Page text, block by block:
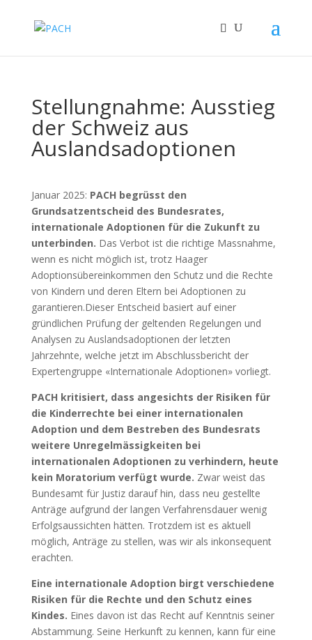
Stellungnahme: Ausstieg
der Schweiz aus
Auslandsadoptionen
Januar 2025: PACH begrüsst den
Grundsatzentscheid des Bundesrates,
internationale Adoptionen für die Zukunft zu
unterbinden. Das Verbot ist die richtige Massnahme,
wenn es nicht möglich ist, trotz Haager
Adoptionsübereinkommen den Schutz und die Rechte
von Kindern und deren Eltern bei Adoptionen zu
garantieren.Dieser Entscheid basiert auf einer
gründlichen Prüfung der geltenden Regelungen und
Analysen zu Auslandsadoptionen der letzten
Jahrzehnte, welche jetzt im Abschlussbericht der
Expertengruppe «Internationale Adoptionen» vorliegt.
PACH kritisiert, dass angesichts der Risiken für
die Kinderrechte bei einer internationalen
Adoption und dem Bestreben des Bundesrats
weitere Unregelmässigkeiten bei
internationalen Adoptionen zu verhindern, heute
kein Moratorium verfügt wurde. Zwar weist das
Bundesamt für Justiz darauf hin, dass neu gestellte
Anträge aufgrund der langen Verfahrensdauer wenig
Erfolgsaussichten hätten. Trotzdem ist es aktuell
möglich, Anträge zu stellen, was wir als inkonsequent
erachten.
Eine internationale Adoption birgt verschiedene
Risiken für die Rechte und den Schutz eines
Kindes. Eines davon ist das Recht auf Kenntnis seiner
Abstammung. Seine Herkunft zu kennen, kann für eine